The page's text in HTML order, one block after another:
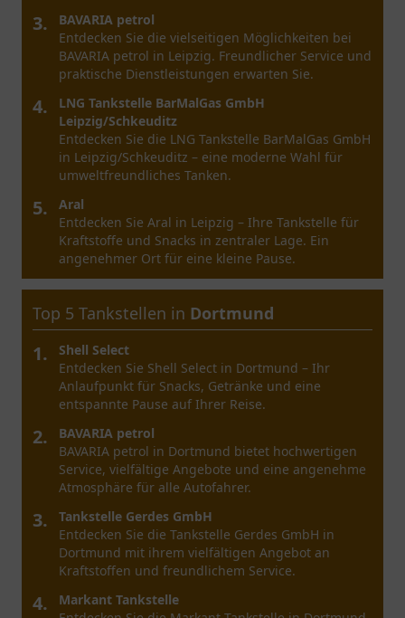
3.
BAVARIA petrol
Entdecken Sie die vielseitigen Möglichkeiten bei
BAVARIA petrol in Leipzig. Freundlicher Service und
praktische Dienstleistungen erwarten Sie.
4.
LNG Tankstelle BarMalGas GmbH
Leipzig/Schkeuditz
Entdecken Sie die LNG Tankstelle BarMalGas GmbH
in Leipzig/Schkeuditz – eine moderne Wahl für
umweltfreundliches Tanken.
5.
Aral
Entdecken Sie Aral in Leipzig – Ihre Tankstelle für
Kraftstoffe und Snacks in zentraler Lage. Ein
angenehmer Ort für eine kleine Pause.
Top 5 Tankstellen in Dortmund
1.
Shell Select
Entdecken Sie Shell Select in Dortmund – Ihr
Anlaufpunkt für Snacks, Getränke und eine
entspannte Pause auf Ihrer Reise.
2.
BAVARIA petrol
BAVARIA petrol in Dortmund bietet hochwertigen
Service, vielfältige Angebote und eine angenehme
Atmosphäre für alle Autofahrer.
3.
Tankstelle Gerdes GmbH
Entdecken Sie die Tankstelle Gerdes GmbH in
Dortmund mit ihrem vielfältigen Angebot an
Kraftstoffen und freundlichem Service.
4.
Markant Tankstelle